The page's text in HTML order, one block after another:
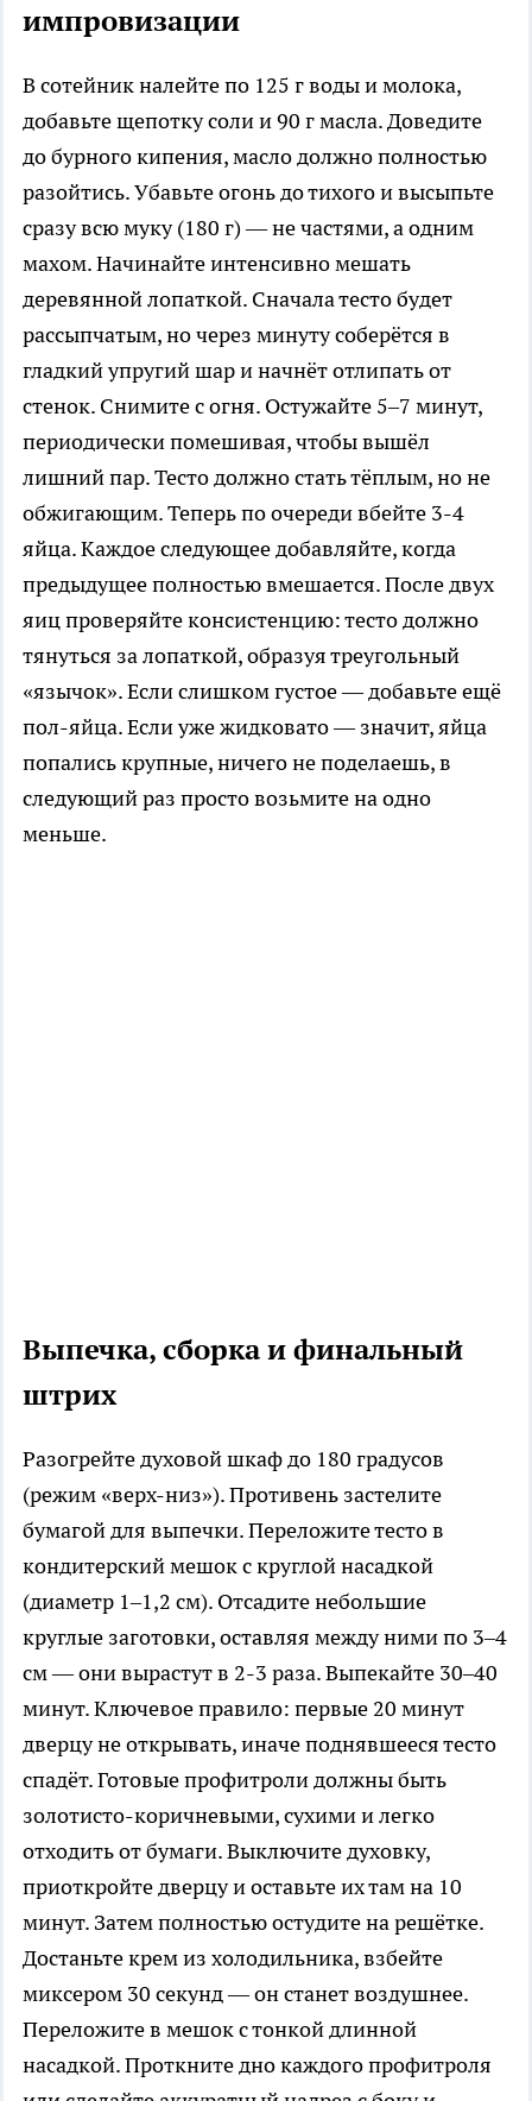
импровизации
В сотейник налейте по 125 г воды и молока,
добавьте щепотку соли и 90 г масла. Доведите
до бурного кипения, масло должно полностью
разойтись. Убавьте огонь до тихого и высыпьте
сразу всю муку (180 г) — не частями, а одним
махом. Начинайте интенсивно мешать
деревянной лопаткой. Сначала тесто будет
рассыпчатым, но через минуту соберётся в
гладкий упругий шар и начнёт отлипать от
стенок. Снимите с огня. Остужайте 5–7 минут,
периодически помешивая, чтобы вышёл
лишний пар. Тесто должно стать тёплым, но не
обжигающим. Теперь по очереди вбейте 3-4
яйца. Каждое следующее добавляйте, когда
предыдущее полностью вмешается. После двух
яиц проверяйте консистенцию: тесто должно
тянуться за лопаткой, образуя треугольный
«язычок». Если слишком густое — добавьте ещё
пол-яйца. Если уже жидковато — значит, яйца
попались крупные, ничего не поделаешь, в
следующий раз просто возьмите на одно
меньше.
Выпечка, сборка и финальный
штрих
Разогрейте духовой шкаф до 180 градусов
(режим «верх-низ»). Противень застелите
бумагой для выпечки. Переложите тесто в
кондитерский мешок с круглой насадкой
(диаметр 1–1,2 см). Отсадите небольшие
круглые заготовки, оставляя между ними по 3–4
см — они вырастут в 2-3 раза. Выпекайте 30–40
минут. Ключевое правило: первые 20 минут
дверцу не открывать, иначе поднявшееся тесто
спадёт. Готовые профитроли должны быть
золотисто-коричневыми, сухими и легко
отходить от бумаги. Выключите духовку,
приоткройте дверцу и оставьте их там на 10
минут. Затем полностью остудите на решётке.
Достаньте крем из холодильника, взбейте
миксером 30 секунд — он станет воздушнее.
Переложите в мешок с тонкой длинной
насадкой. Проткните дно каждого профитроля